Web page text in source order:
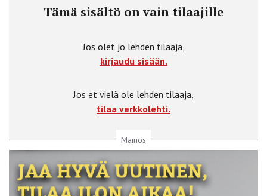
Tämä sisältö on vain tilaajille
Jos olet jo lehden tilaaja,
kirjaudu sisään.
Jos et vielä ole lehden tilaaja,
tilaa verkkolehti.
Mainos